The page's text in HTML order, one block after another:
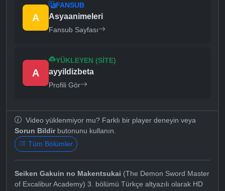
A
FANSUB
Asyaanimeleri
Fansub Sayfası
A
YÜKLEYEN (SITE)
ayyildizbeta
Profili Gör
Video yüklenmiyor mu? Farklı bir player deneyin veya
Sorun Bildirbutonunu kullanın.
Tüm Bölümler
Seiken Gakuin no Makentsukai (The Demon Sword Master
of Excalibur Academy) 3. bölümü Türkçe altyazılı olarak HD